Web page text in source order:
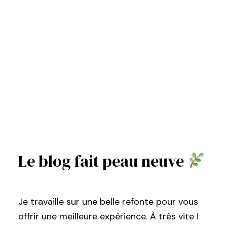
Le blog fait peau neuve
Je travaille sur une belle refonte pour vous
offrir une meilleure expérience. À très vite !